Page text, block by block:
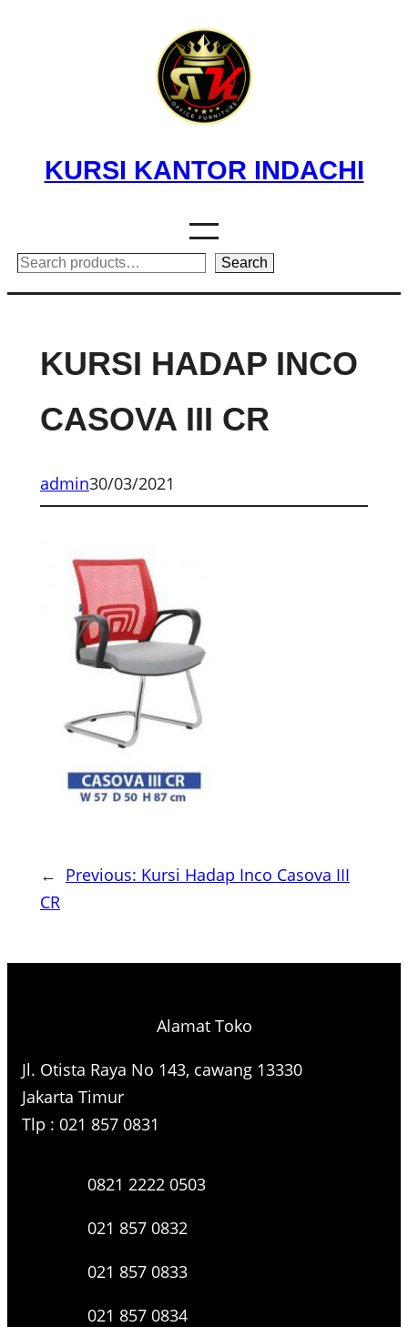
KURSI KANTOR INDACHI
Search Search
KURSI HADAP INCO
CASOVA III CR
admin30/03/2021
← Previous: Kursi Hadap Inco Casova III
CR
Alamat Toko
Jl. Otista Raya No 143, cawang 13330
Jakarta Timur
Tlp : 021 857 0831
0821 2222 0503
021 857 0832
021 857 0833
021 857 0834